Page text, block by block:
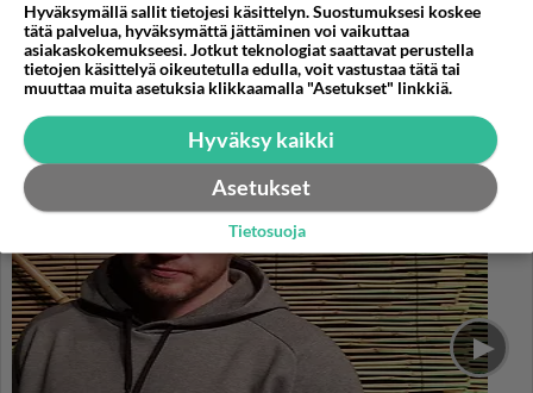
PARAS LEFFA IKINÄ
Hyväksymällä sallit tietojesi käsittelyn. Suostumuksesi koskee
tätä palvelua, hyväksymättä jättäminen voi vaikuttaa
asiakaskokemukseesi. Jotkut teknologiat saattavat perustella
tietojen käsittelyä oikeutetulla edulla, voit vastustaa tätä tai
muuttaa muita asetuksia klikkaamalla "Asetukset" linkkiä.
Hyväksy kaikki
Asetukset
Tietosuoja